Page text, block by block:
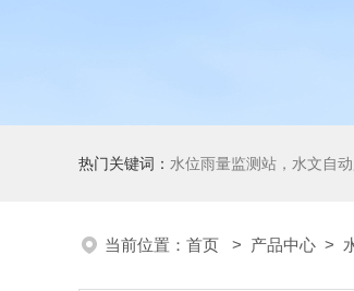
热门关键词： 水位雨量监测站，水文自
当前位置： 首页 > 产品中心 >